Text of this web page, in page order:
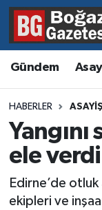
Gündem
HABERLER ASAYIŞ
ele
Edirne’de otluk
ekipleri ve
Asayiş
Eğitim
Gündem
Hava
Trafik
Süper Lig
Tüm
Son Dakika